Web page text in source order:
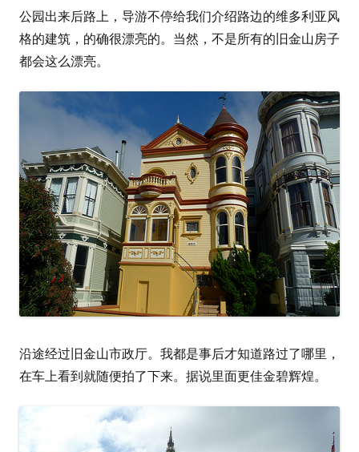
公园出来后路上，导游不停给我们介绍路边的维多利亚风
格的建筑，的确很漂亮的。当然，不是所有的旧金山房子
都会这么漂亮。
沿途经过旧金山市政厅。我都是事后才知道路过了哪里，
在车上看到就随便拍了下来。据说里面更佳金碧辉煌。